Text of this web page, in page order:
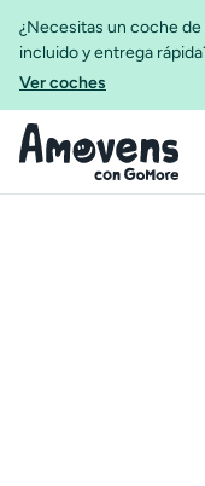
¿Necesitas un coche
incluido y entrega
Ver coches